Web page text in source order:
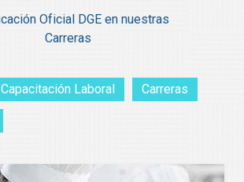
Oficial DGE en nuestras
Carreras
Capacitación Laboral Carreras